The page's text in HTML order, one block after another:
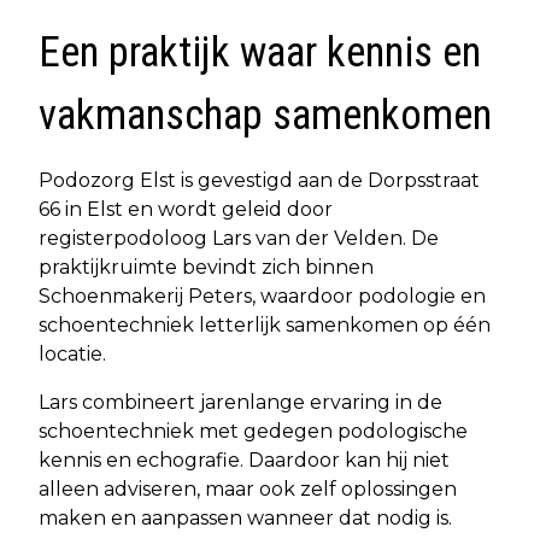
Een praktijk waar kennis en
vakmanschap samenkomen
Podozorg Elst is gevestigd aan de Dorpsstraat
66 in Elst en wordt geleid door
registerpodoloog Lars van der Velden. De
praktijkruimte bevindt zich binnen
Schoenmakerij Peters, waardoor podologie en
schoentechniek letterlijk samenkomen op één
locatie.
Lars combineert jarenlange ervaring in de
schoentechniek met gedegen podologische
kennis en echografie. Daardoor kan hij niet
alleen adviseren, maar ook zelf oplossingen
maken en aanpassen wanneer dat nodig is.